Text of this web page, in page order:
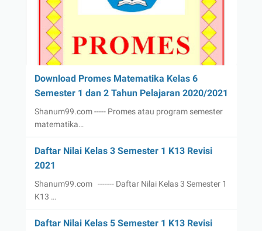
Download Promes Matematika Kelas 6
Semester 1 dan 2 Tahun Pelajaran 2020/2021
Shanum99.com ----- Promes atau program semester
matematika…
Daftar Nilai Kelas 3 Semester 1 K13 Revisi
2021
Shanum99.com ------- Daftar Nilai Kelas 3 Semester 1
K13 …
Daftar Nilai Kelas 5 Semester 1 K13 Revisi